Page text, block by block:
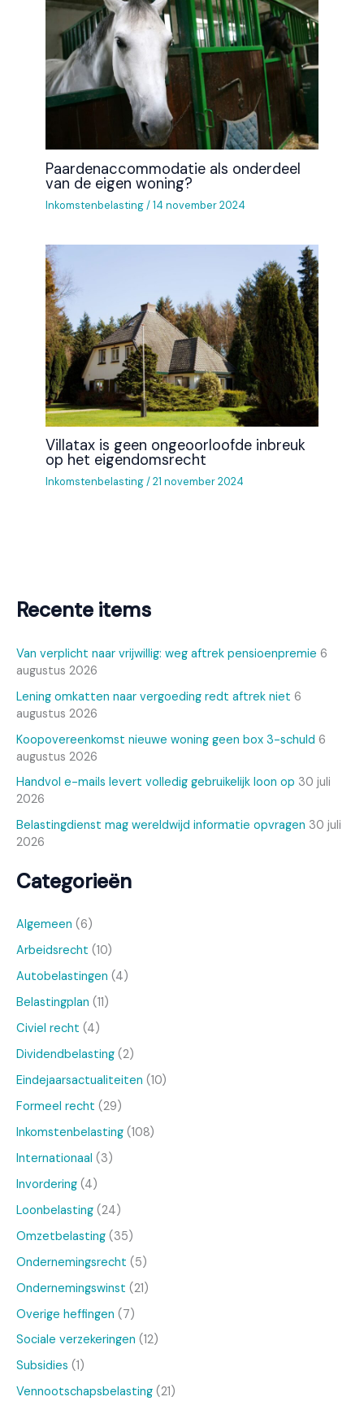
Recente items
Van verplicht naar vrijwillig: weg aftrek pensioenpremie 6
augustus 2026
Lening omkatten naar vergoeding redt aftrek niet 6
augustus 2026
Koopovereenkomst nieuwe woning geen box 3-schuld 6
augustus 2026
Handvol e-mails levert volledig gebruikelijk loon op 30 juli
2026
Belastingdienst mag wereldwijd informatie opvragen 30 juli
2026
Categorieën
Algemeen (6)
Arbeidsrecht (10)
Autobelastingen (4)
Belastingplan (11)
Civiel recht (4)
Dividendbelasting (2)
Eindejaarsactualiteiten (10)
Formeel recht (29)
Inkomstenbelasting (108)
Internationaal (3)
Invordering (4)
Loonbelasting (24)
Omzetbelasting (35)
Ondernemingsrecht (5)
Ondernemingswinst (21)
Overige heffingen (7)
Sociale verzekeringen (12)
Subsidies (1)
Vennootschapsbelasting (21)
Paardenaccommodatie als onderdeel
van de eigen woning?
Inkomstenbelasting/14 november 2024
Villatax is geen ongeoorloofde inbreuk
op het eigendomsrecht
Inkomstenbelasting/21 november 2024